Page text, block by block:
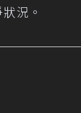
況。